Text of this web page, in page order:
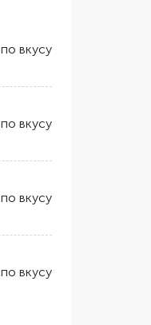
по вкусу
по вкусу
по вкусу
по вкусу